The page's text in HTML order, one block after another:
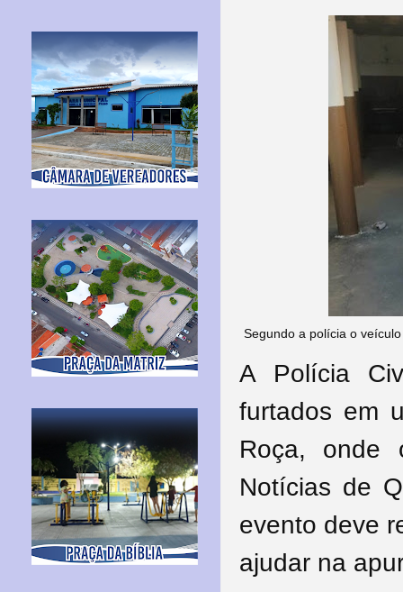
Segundo a polícia o
A Polícia
furtados em
Roça, onde
Notícias de
evento deve
ajudar na